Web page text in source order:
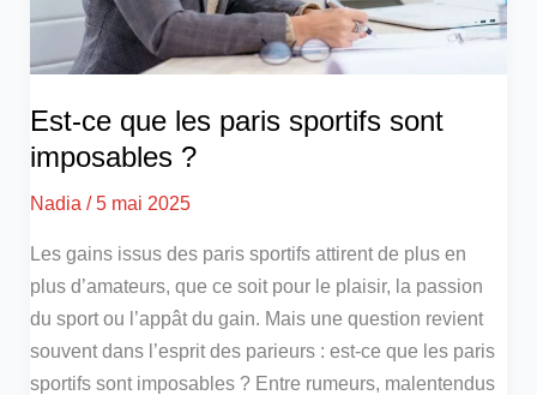
Est-ce que les paris sportifs sont
imposables ?
Nadia/5 mai 2025
Les gains issus des paris sportifs attirent de plus en
plus d’amateurs, que ce soit pour le plaisir, la passion
du sport ou l’appât du gain. Mais une question revient
souvent dans l’esprit des parieurs : est-ce que les paris
sportifs sont imposables ? Entre rumeurs, malentendus